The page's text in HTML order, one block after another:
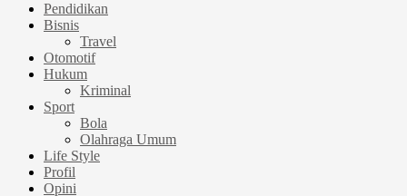
Pendidikan
Bisnis
Travel
Otomotif
Hukum
Kriminal
Sport
Bola
Olahraga Umum
Life Style
Profil
Opini